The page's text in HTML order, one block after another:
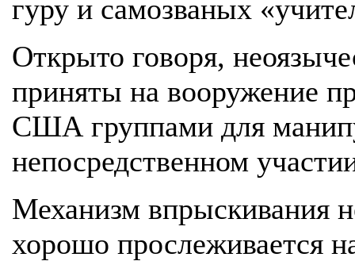
гуру и самозваных
Открыто говоря,
приняты на вооружение
США группами для
непосредственном
Механизм впрыскивания
хорошо прослеживается